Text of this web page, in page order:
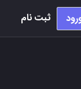
ثبت نام